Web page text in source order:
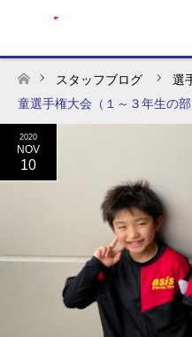
ホーム
スタッフブログ 選
童選手権大会（１～３年生の部
2020
NOV
10